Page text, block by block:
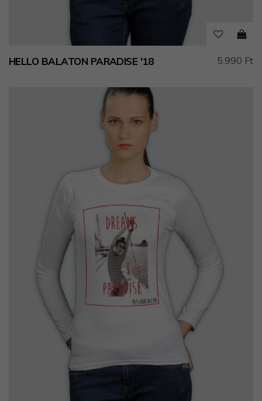
HELLO BALATON PARADISE '18 5.990 Ft